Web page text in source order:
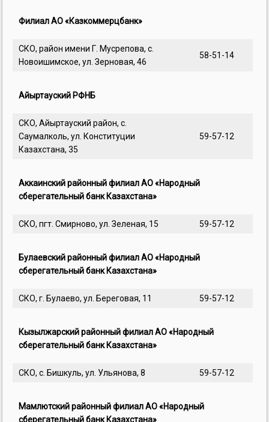
Филиал АО «Казкоммерцбанк»
СКО, район имени Г. Мусрепова, с.
Новоишимское, ул. Зерновая, 46
58-51-14
Айыртауский РФНБ
СКО, Айыртауский район, с.
Саумалколь, ул. Конституции
Казахстана, 35
59-57-12
Аккаинский районный филиал АО «Народный
сберегательный банк Казахстана»
СКО, пгт. Смирново, ул. Зеленая, 15 59-57-12
Булаевский районный филиал АО «Народный
сберегательный банк Казахстана»
СКО, г. Булаево, ул. Береговая, 11 59-57-12
Кызылжарский районный филиал АО «Народный
сберегательный банк Казахстана»
СКО, с. Бишкуль, ул. Ульянова, 8 59-57-12
Мамлютский районный филиал АО «Народный
сберегательный банк Казахстана»